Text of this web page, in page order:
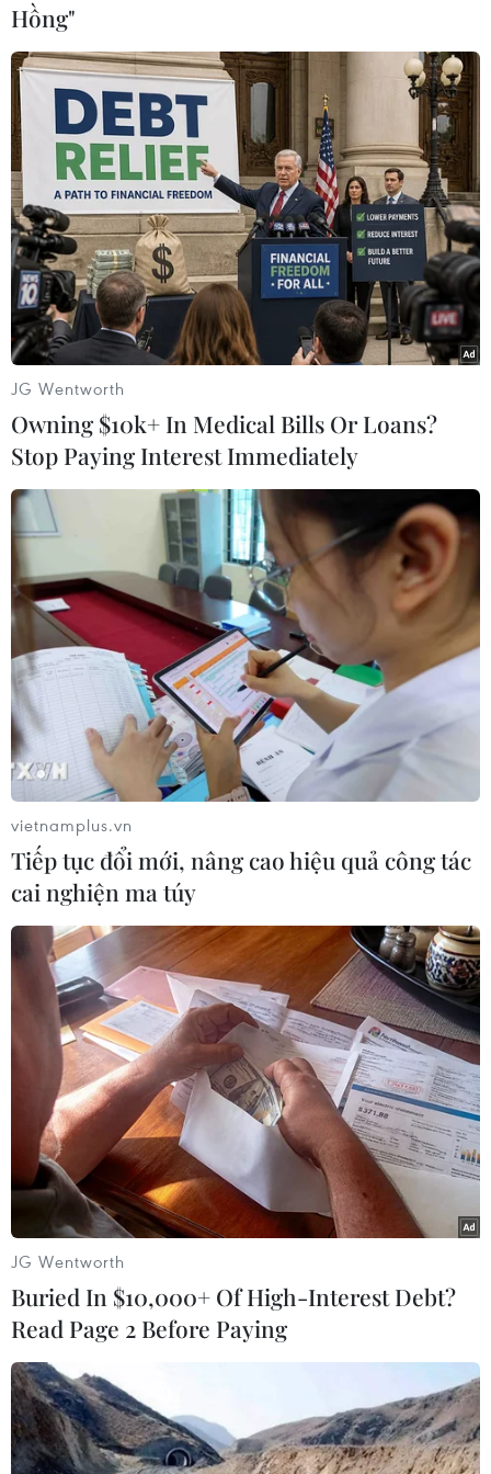
hỗ trợ cần thiết cho kế hoạch."
(TTXVN/Vietnam+)
#Xung đột dải Gaza
#cuộc chiến ở Dải Gaza
#tái thiết Gaza
#Giải quyết xung đột Israel-Palestine
Theo dõi VietnamPlus
XUNG ĐỘT ISRAEL-HAMAS
Xung đột Hamas-Israel: Israel chưa chấp thuận
kế hoạch về Dải Gaza
Israel và Hội đồng Hòa bình thảo luận giải giáp
vũ khí tại Gaza
Israel hoài nghi việc Hamas giải giáp theo thỏa
thuận Gaza
Xung đột Hamas-Israel: Phản ứng quốc tế về lộ
trình hòa bình 15 điểm ở Dải Gaza
Phong trào Hamas nêu điều kiện giải giáp toàn
diện
Israel mở rộng hoạt động chống khủng bố tại
Bờ Tây
Các dự án giao thông của Israel “tái định hình”
Bờ Tây về mặt địa lý
EU trừng phạt cá nhân, tổ chức Israel liên quan
các khu định cư Bờ Tây
Hồng"
JG Wentworth
Owning $10k+ In Medical Bills Or Loans?
Stop Paying Interest Immediately
vietnamplus.vn
Tiếp tục đổi mới, nâng cao hiệu quả công tác
cai nghiện ma túy
JG Wentworth
Buried In $10,000+ Of High-Interest Debt?
Read Page 2 Before Paying